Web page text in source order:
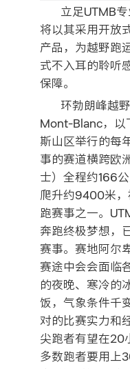
立足UTMB
将以其采用开放
产品，为越野跑
式不入耳的聆听
保障。
环勃朗峰越
Mont-Blanc，以
斯山区举行的每
事的赛道横跨欧
士）全程约166
爬升约9400米，
跑赛事之一。
奔跑终极梦想，
赛事。赛地阿尔
赛途中会会面临
的夜晚、寒冷的
饭，气象条件千
对的比赛实力和
尖跑者有望在20
多数跑者要用上